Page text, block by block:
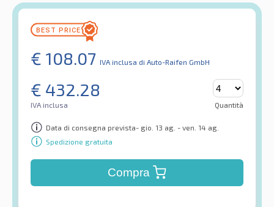
€ 108.07 IVA inclusa di Auto-Raifen GmbH
€ 432.28
IVA inclusa Quantità
Data di consegna prevista- gio. 13 ag. - ven. 14 ag.
Spedizione gratuita
Compra